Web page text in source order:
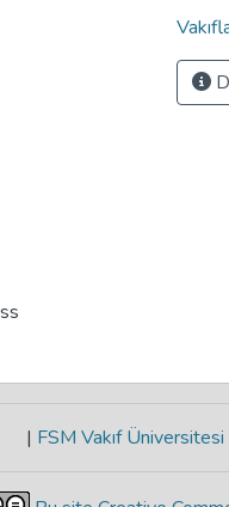
| FSM Vakıf Üniversitesi